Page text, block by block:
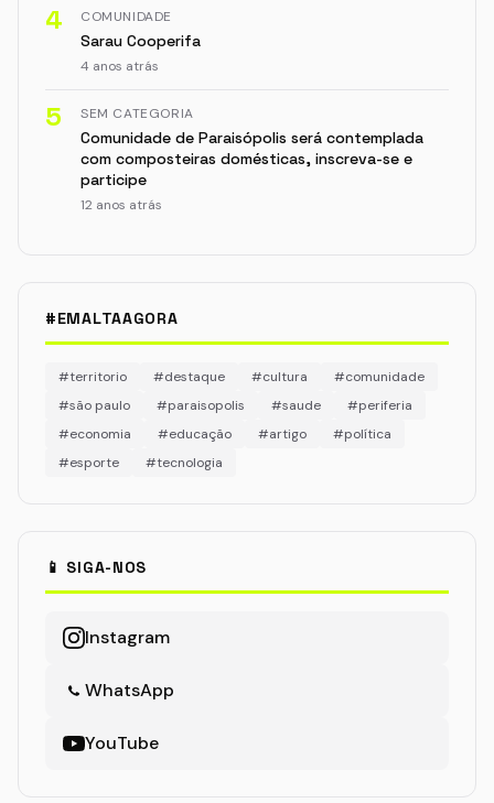
4 COMUNIDADE
Sarau Cooperifa
4 anos atrás
5 SEM CATEGORIA
Comunidade de Paraisópolis será contemplada
com composteiras domésticas, inscreva-se e
participe
12 anos atrás
#EMALTAAGORA
#territorio #destaque #cultura
#comunidade
#são paulo
#paraisopolis #saude
#periferia
#economia
#educação #artigo
#política
#esporte
#tecnologia
📱 SIGA-NOS
Instagram
WhatsApp
YouTube